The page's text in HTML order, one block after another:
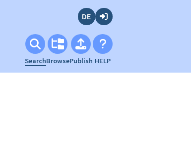
SearchBrowsePublish HELP